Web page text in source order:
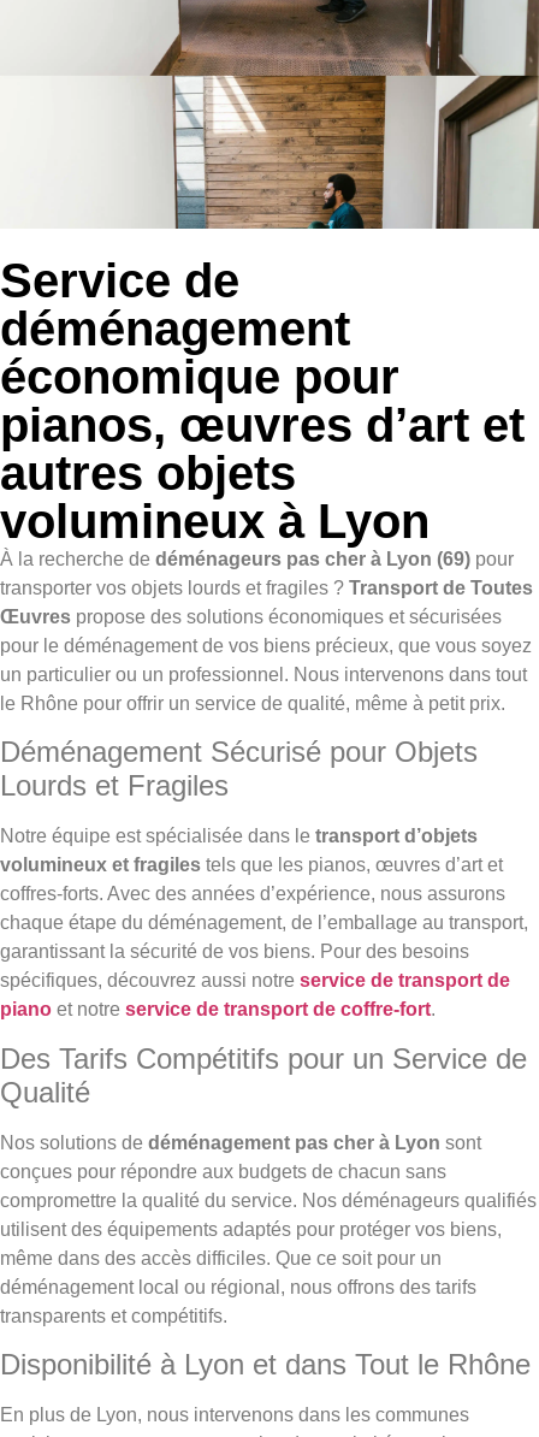
Service de
déménagement
économique pour
pianos, œuvres d’art et
autres objets
volumineux à Lyon
À la recherche de déménageurs pas cher à Lyon (69) pour
transporter vos objets lourds et fragiles ? Transport de Toutes
Œuvres propose des solutions économiques et sécurisées
pour le déménagement de vos biens précieux, que vous soyez
un particulier ou un professionnel. Nous intervenons dans tout
le Rhône pour offrir un service de qualité, même à petit prix.
Déménagement Sécurisé pour Objets
Lourds et Fragiles
Notre équipe est spécialisée dans le transport d’objets
volumineux et fragiles tels que les pianos, œuvres d’art et
coffres-forts. Avec des années d’expérience, nous assurons
chaque étape du déménagement, de l’emballage au transport,
garantissant la sécurité de vos biens. Pour des besoins
spécifiques, découvrez aussi notre service de transport de
piano et notre service de transport de coffre-fort.
Des Tarifs Compétitifs pour un Service de
Qualité
Nos solutions de déménagement pas cher à Lyon sont
conçues pour répondre aux budgets de chacun sans
compromettre la qualité du service. Nos déménageurs qualifiés
utilisent des équipements adaptés pour protéger vos biens,
même dans des accès difficiles. Que ce soit pour un
déménagement local ou régional, nous offrons des tarifs
transparents et compétitifs.
Disponibilité à Lyon et dans Tout le Rhône
En plus de Lyon, nous intervenons dans les communes